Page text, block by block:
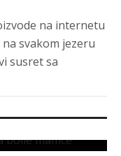
na internetu
svakom jezeru
susret sa